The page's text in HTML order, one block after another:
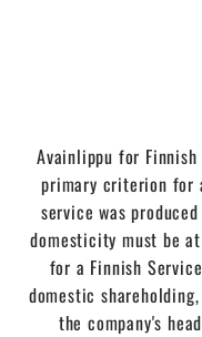
Avainlippu for
primary criterion for
service was
domesticity must be
for a Finnish
domestic
the company's